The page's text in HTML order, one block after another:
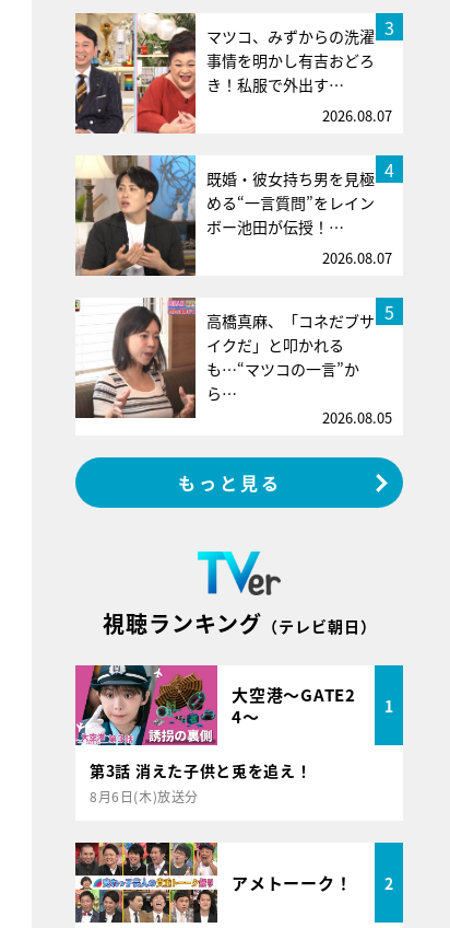
3
マツコ、みずからの洗濯
事情を明かし有吉おどろ
き！私服で外出す…
2026.08.07
4
既婚・彼女持ち男を見極
める“一言質問”をレイン
ボー池田が伝授！…
2026.08.07
5
高橋真麻、「コネだブサ
イクだ」と叩かれる
も…“マツコの一言”か
ら…
2026.08.05
もっと見る
視聴ランキング （テレビ朝日）
大空港～GATE2
4～
1
第3話 消えた子供と兎を追え！
8月6日(木)放送分
アメトーーク！ 2